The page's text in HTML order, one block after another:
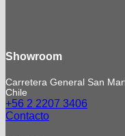
Showroom
Carretera General San
Chile
+56 2 2207 3406
Contacto